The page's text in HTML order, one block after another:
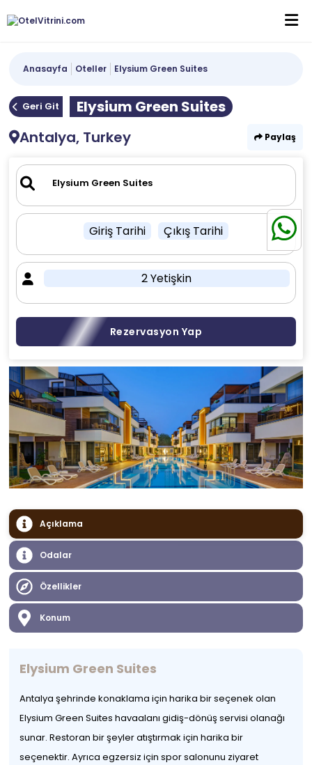
Anasayfa Oteller Elysium Green Suites
Geri Git
Elysium Green Suites
Antalya, Turkey
Paylaş
Giriş Tarihi Çıkış Tarihi
2 Yetişkin
Rezervasyon Yap
Açıklama
Odalar
Özellikler
Konum
Elysium Green Suites
Antalya şehrinde konaklama için harika bir seçenek olan
Elysium Green Suites havaalanı gidiş-dönüş servisi olanağı
sunar. Restoran bir şeyler atıştırmak için harika bir
seçenektir. Ayrıca egzersiz için spor salonunu ziyaret